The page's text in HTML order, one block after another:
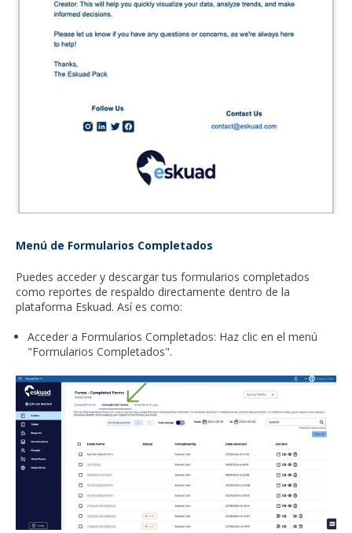
Menú de Formularios Completados
Puedes acceder y descargar tus formularios completados
como reportes de respaldo directamente dentro de la
plataforma Eskuad. Así es como:
Acceder a Formularios Completados: Haz clic en el menú
"Formularios Completados".